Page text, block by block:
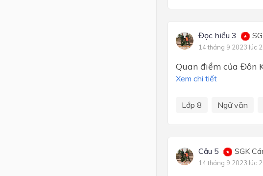
Đọc hiểu 3
14 tháng 9 2023 lúc
Quan điểm của Đôn
Xem chi tiết
Lớp 8 Ngữ văn
Câu 5 SGK
14 tháng 9 2023 lúc